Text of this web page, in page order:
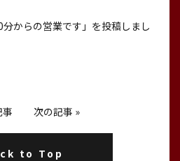
からの営業です」を投稿しまし
事 次の記事 »
to Top